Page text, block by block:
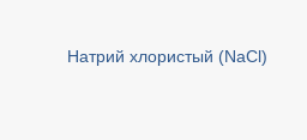
Натрий хлористый (NaCl)